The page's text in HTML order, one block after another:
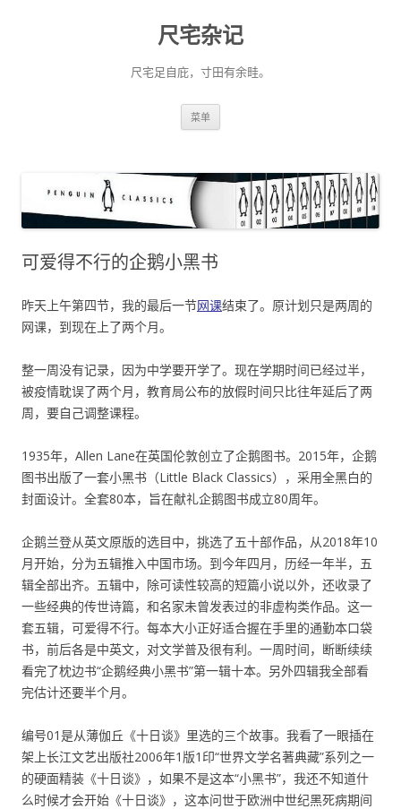
尺宅杂记
尺宅足自庇，寸田有余畦。
菜单
可爱得不行的企鹅小黑书
昨天上午第四节，我的最后一节网课结束了。原计划只是两周的
网课，到现在上了两个月。
整一周没有记录，因为中学要开学了。现在学期时间已经过半，
被疫情耽误了两个月，教育局公布的放假时间只比往年延后了两
周，要自己调整课程。
1935年，Allen Lane在英国伦敦创立了企鹅图书。2015年，企鹅
图书出版了一套小黑书（Little Black Classics），采用全黑白的
封面设计。全套80本，旨在献礼企鹅图书成立80周年。
企鹅兰登从英文原版的选目中，挑选了五十部作品，从2018年10
月开始，分为五辑推入中国市场。到今年四月，历经一年半，五
辑全部出齐。五辑中，除可读性较高的短篇小说以外，还收录了
一些经典的传世诗篇，和名家未曾发表过的非虚构类作品。这一
套五辑，可爱得不行。每本大小正好适合握在手里的通勤本口袋
书，前后各是中英文，对文学普及很有利。一周时间，断断续续
看完了枕边书“企鹅经典小黑书”第一辑十本。另外四辑我全部看
完估计还要半个月。
编号01是从薄伽丘《十日谈》里选的三个故事。我看了一眼插在
架上长江文艺出版社2006年1版1印“世界文学名著典藏”系列之一
的硬面精装《十日谈》，如果不是这本“小黑书”，我还不知道什
么时候才会开始《十日谈》，这本问世于欧洲中世纪黑死病期间